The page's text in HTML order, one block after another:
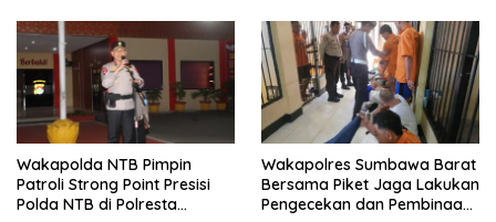
Wakapolda NTB Pimpin
Patroli Strong Point Presisi
Polda NTB di Polresta
Wakapolres Sumbawa Barat
Bersama Piket Jaga Lakukan
Pengecekan dan Pembinaan